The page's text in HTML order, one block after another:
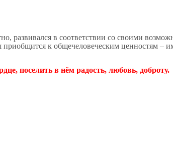
развивался в соответствии со своими
к общечеловеческим ценностям –
поселить в нём радость, любовь, доброту.